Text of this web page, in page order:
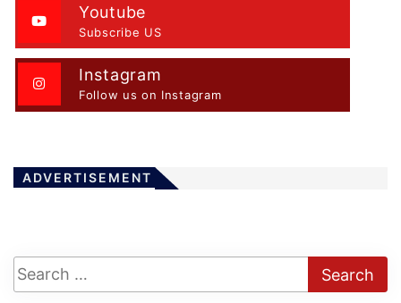
Youtube
Subscribe US
Instagram
Follow us on Instagram
ADVERTISEMENT